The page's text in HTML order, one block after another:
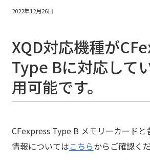
2022年12月26日
XQD対応機種が
Type Bに対応して
用可能です。
CFexpress Type B メモリーカード
情報についてはこちらからご確認く